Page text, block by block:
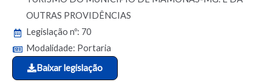
OUTRAS PROVIDÊNCIAS
Legislação nº: 70
Modalidade: Portaria
Baixar legislação